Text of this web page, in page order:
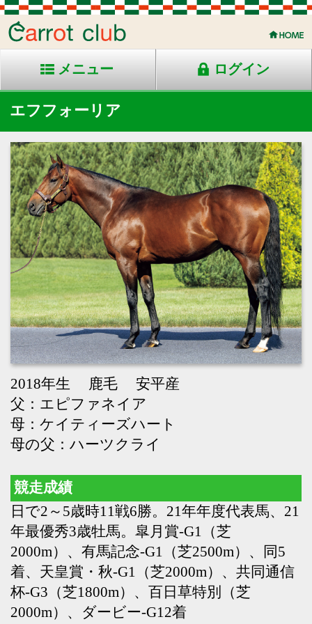
メニュー ログイン
エフフォーリア
2018年生 鹿毛 安平産
父：エピファネイア
母：ケイティーズハート
母の父：ハーツクライ
競走成績
日で2～5歳時11戦6勝。21年年度代表馬、21
年最優秀3歳牡馬。皐月賞-G1（芝
2000m）、有馬記念-G1（芝2500m）、同5
着、天皇賞・秋-G1（芝2000m）、共同通信
杯-G3（芝1800m）、百日草特別（芝
2000m）、ダービー-G12着
23年より供用。25年の1歳馬が初年度産駒。
PageTop
Home
Back
クラブ紹介 入会案内 所属馬情報 お問合せ
著作権 個人情報保護方針 ファンド勧誘方針
アプリケーションプライバシーポリシー
PCサイト Copyright © CARROTCLUB